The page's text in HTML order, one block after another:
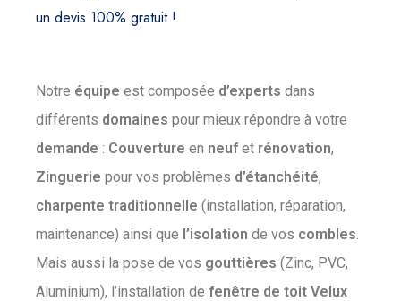
un devis 100% gratuit !
Notre équipe est composée d’experts dans
différents domaines pour mieux répondre à votre
demande : Couverture en neuf et rénovation,
Zinguerie pour vos problèmes d’étanchéité,
charpente traditionnelle (installation, réparation,
maintenance) ainsi que l’isolation de vos combles.
Mais aussi la pose de vos gouttières (Zinc, PVC,
Aluminium), l’installation de fenêtre de toit Velux